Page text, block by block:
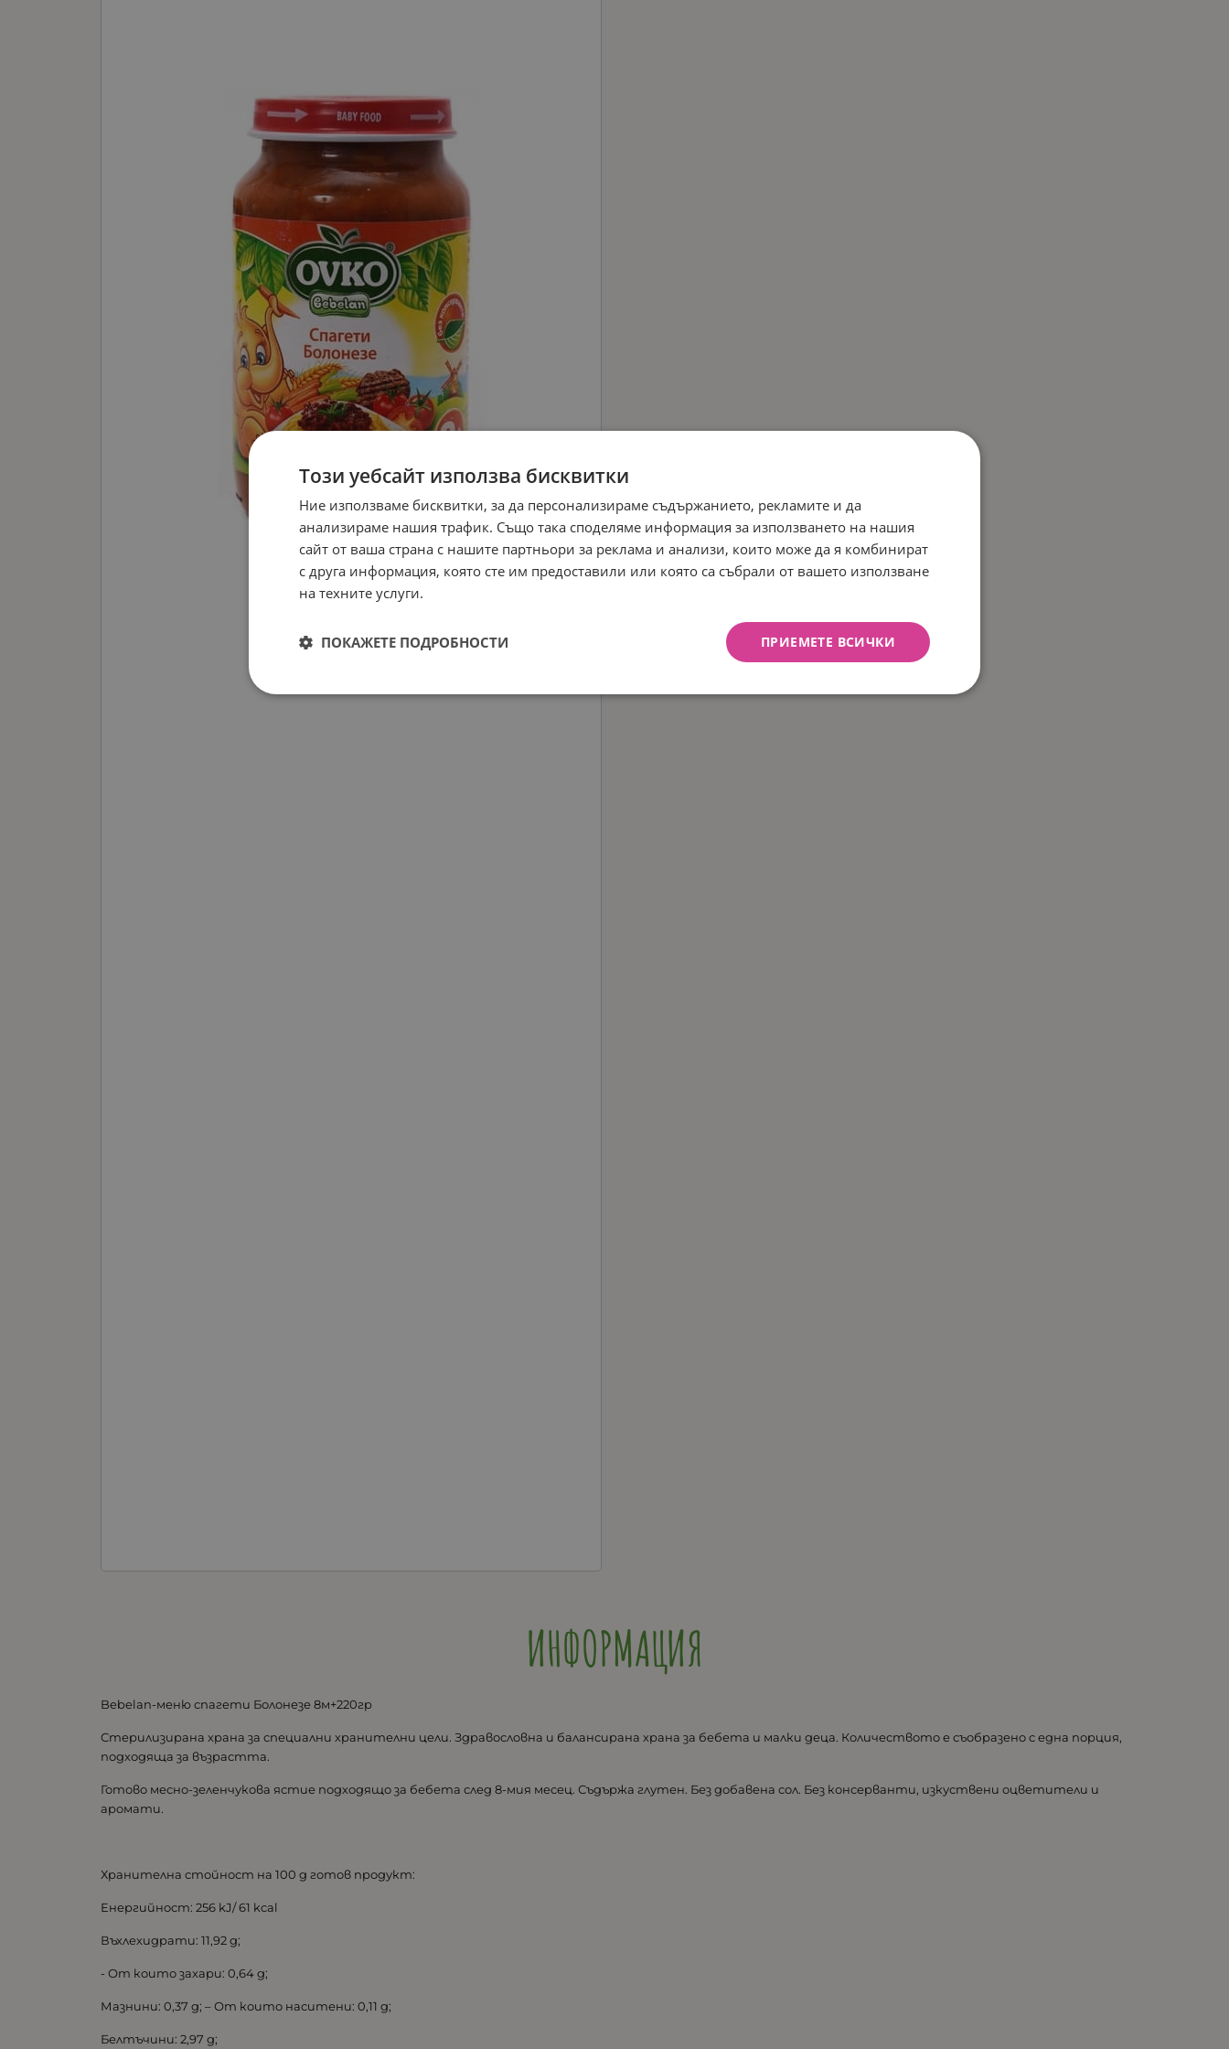
ИНФОРМАЦИЯ
Bebelan-меню спагети Болонезе 8м+220гр
Стерилизирана храна за специални хранителни цели. Здравословна и балансирана храна за бебета и малки деца. Количеството е съобразено с една порция,
подходяща за възрастта.
Готово месно-зеленчукова ястие подходящо за бебета след 8-мия месец. Съдържа глутен. Без добавена сол. Без консерванти, изкуствени оцветители и
аромати.
Хранителна стойност на 100 g готов продукт:
Енергийност: 256 kJ/ 61 kcal
Въхлехидрати: 11,92 g;
- От които захари: 0,64 g;
Мазнини: 0,37 g; – От които наситени: 0,11 g;
Белтъчини: 2,97 g;
Този уебсайт използва бисквитки
Ние използваме бисквитки, за да персонализираме съдържанието, рекламите и да
анализираме нашия трафик. Също така споделяме информация за използването на нашия
сайт от ваша страна с нашите партньори за реклама и анализи, които може да я комбинират
с друга информация, която сте им предоставили или която са събрали от вашето използване
на техните услуги.
ПРИЕМЕТЕ ВСИЧКИ
ПОКАЖЕТЕ ПОДРОБНОСТИ